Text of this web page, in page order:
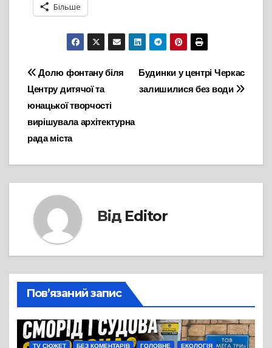
Більше
Навігація
записів
Будинки у центрі Черкас
залишилися без води
Долю фонтану біля
Центру дитячої та
юнацької творчості
вирішувала архітектурна
рада міста
Від Editor
Пов’язаний запис
TV СЮЖЕТ БЕЗ КОМЕНТАРІВ ГОЛОВНЕ ЕКОЛОГІЯ